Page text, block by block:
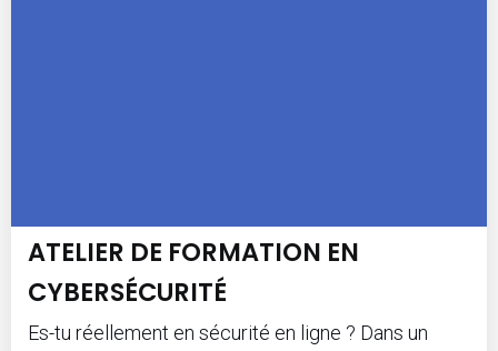
ATELIER DE FORMATION EN
CYBERSÉCURITÉ
Es-tu réellement en sécurité en ligne ? Dans un